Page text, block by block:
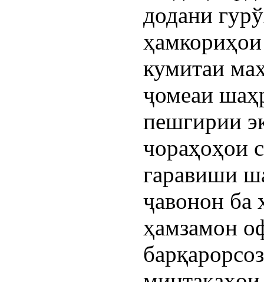
додани
кумитаи
ҷомеаи
пешгирии
чораҳоҳои
гаравиши
ҷавонон ба
ҳамзамон